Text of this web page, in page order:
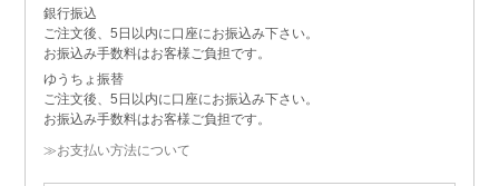
銀行振込
ご注文後、5日以内に口座にお振込み下さい。
お振込み手数料はお客様ご負担です。
ゆうちょ振替
ご注文後、5日以内に口座にお振込み下さい。
お振込み手数料はお客様ご負担です。
≫お支払い方法について